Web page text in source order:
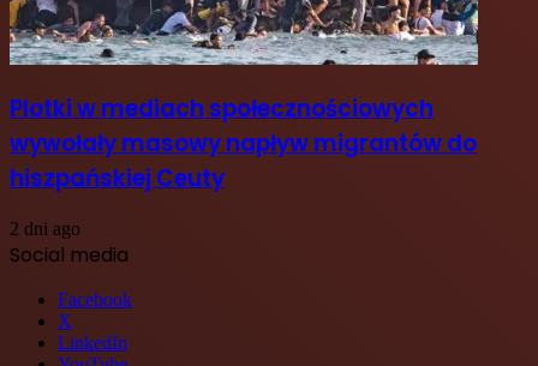
Plotki w mediach społecznościowych
wywołały masowy napływ migrantów do
hiszpańskiej Ceuty
2 dni ago
Social media
Facebook
X
LinkedIn